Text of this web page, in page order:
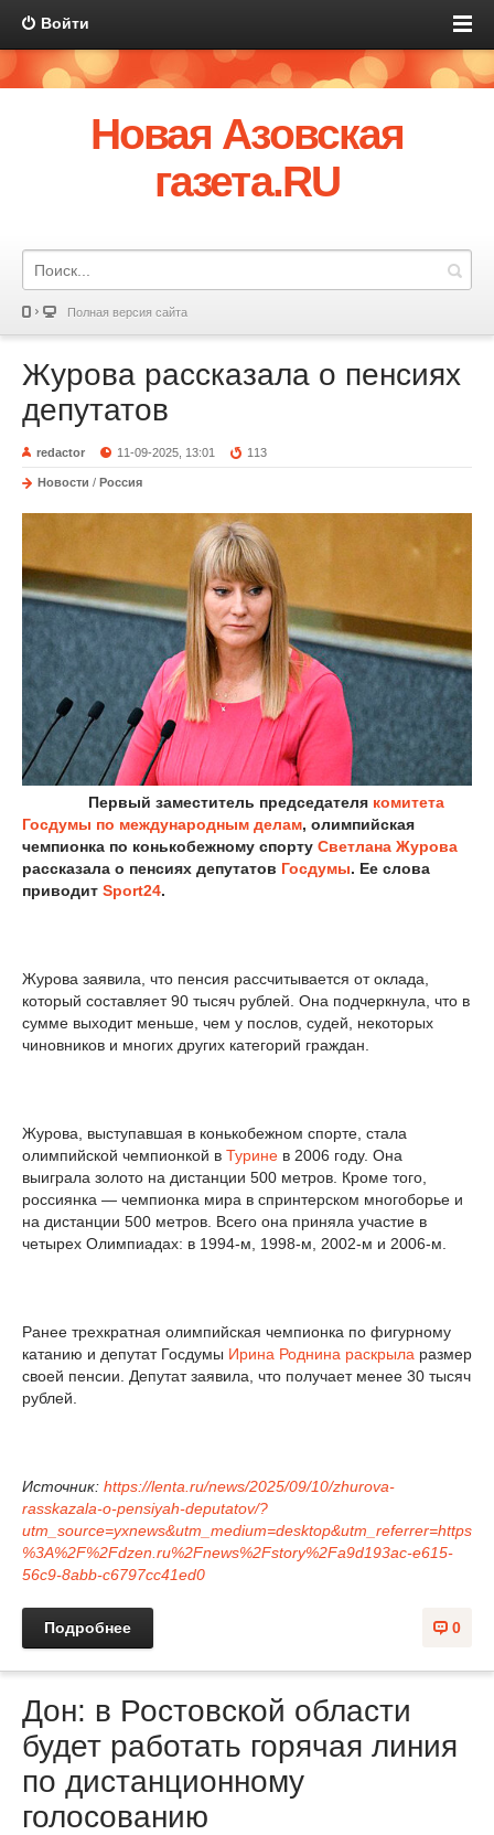
Войти
Новая Азовская
газета.RU
Полная версия сайта
Журова рассказала о пенсиях
депутатов
redactor 11-09-2025, 13:01 113
Новости / Россия
Первый заместитель председателя комитета
Госдумы по международным делам, олимпийская
чемпионка по конькобежному спорту Светлана Журова
рассказала о пенсиях депутатов Госдумы. Ее слова
приводит Sport24.
Журова заявила, что пенсия рассчитывается от оклада,
который составляет 90 тысяч рублей. Она подчеркнула, что в
сумме выходит меньше, чем у послов, судей, некоторых
чиновников и многих других категорий граждан.
Журова, выступавшая в конькобежном спорте, стала
олимпийской чемпионкой в Турине в 2006 году. Она
выиграла золото на дистанции 500 метров. Кроме того,
россиянка — чемпионка мира в спринтерском многоборье и
на дистанции 500 метров. Всего она приняла участие в
четырех Олимпиадах: в 1994-м, 1998-м, 2002-м и 2006-м.
Ранее трехкратная олимпийская чемпионка по фигурному
катанию и депутат Госдумы Ирина Роднина раскрыла размер
своей пенсии. Депутат заявила, что получает менее 30 тысяч
рублей.
Источник: https://lenta.ru/news/2025/09/10/zhurova-
rasskazala-o-pensiyah-deputatov/?
utm_source=yxnews&utm_medium=desktop&utm_referrer=https
%3A%2F%2Fdzen.ru%2Fnews%2Fstory%2Fa9d193ac-e615-
56c9-8abb-c6797cc41ed0
0
Подробнее
Дон: в Ростовской области
будет работать горячая линия
по дистанционному
голосованию